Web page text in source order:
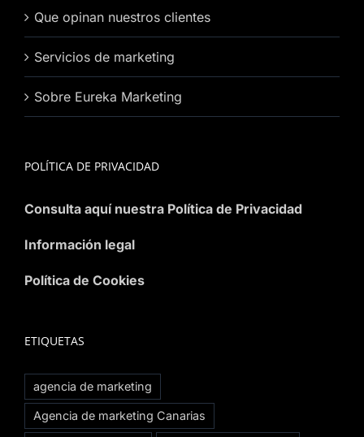
Que opinan nuestros clientes
Servicios de marketing
Sobre Eureka Marketing
POLÍTICA DE PRIVACIDAD
Consulta aquí nuestra Política de Privacidad
Información legal
Política de Cookies
ETIQUETAS
agencia de marketing
Agencia de marketing Canarias